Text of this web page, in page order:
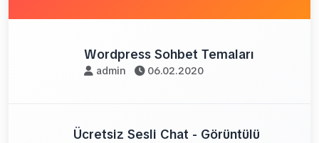
Wordpress Sohbet Temaları
admin 06.02.2020
Ücretsiz Sesli Chat - Görüntülü